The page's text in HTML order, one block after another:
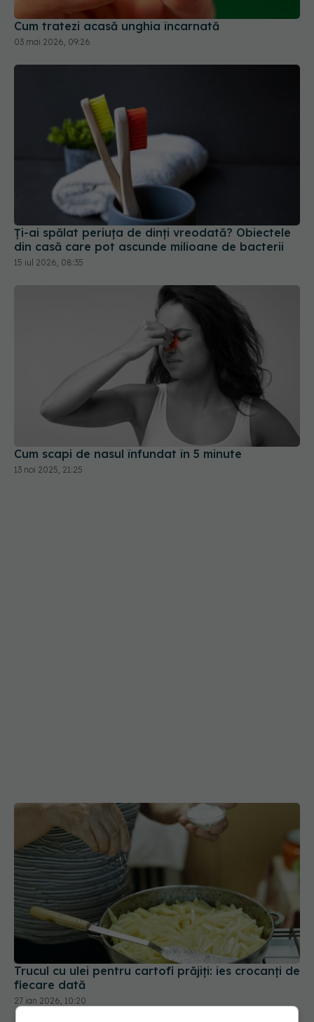
Ți-ai spălat periuța de dinți vreodată? Obiectele
din casă care pot ascunde milioane de bacterii
15 iul 2026, 08:35
Cum scapi de nasul înfundat în 5 minute
13 noi 2025, 21:25
Trucul cu ulei pentru cartofi prăjiți: ies crocanți de
fiecare dată